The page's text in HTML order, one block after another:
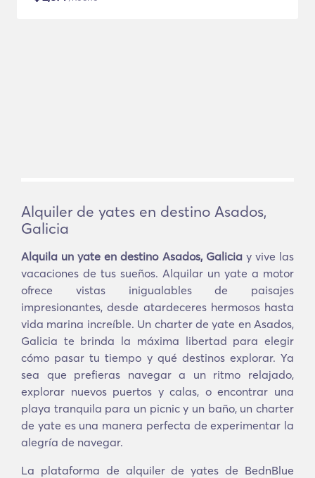
Alquiler de yates en destino Asados,
Galicia
Alquila un yate en destino Asados, Galiciay vive las
vacaciones de tus sueños. Alquilar un yate a motor
ofrece vistas inigualables de paisajes
impresionantes, desde atardeceres hermosos hasta
vida marina increíble. Un charter de yate en Asados,
Galicia te brinda la máxima libertad para elegir
cómo pasar tu tiempo y qué destinos explorar. Ya
sea que prefieras navegar a un ritmo relajado,
explorar nuevos puertos y calas, o encontrar una
playa tranquila para un picnic y un baño, un charter
de yate es una manera perfecta de experimentar la
alegría de navegar.
La plataforma de alquiler de yates de BednBlue